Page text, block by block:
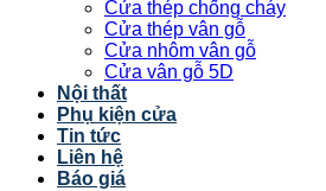
Cửa thép chống cháy
Cửa thép vân gỗ
Cửa nhôm vân gỗ
Cửa vân gỗ 5D
Nội thất
Phụ kiện cửa
Tin tức
Liên hệ
Báo giá